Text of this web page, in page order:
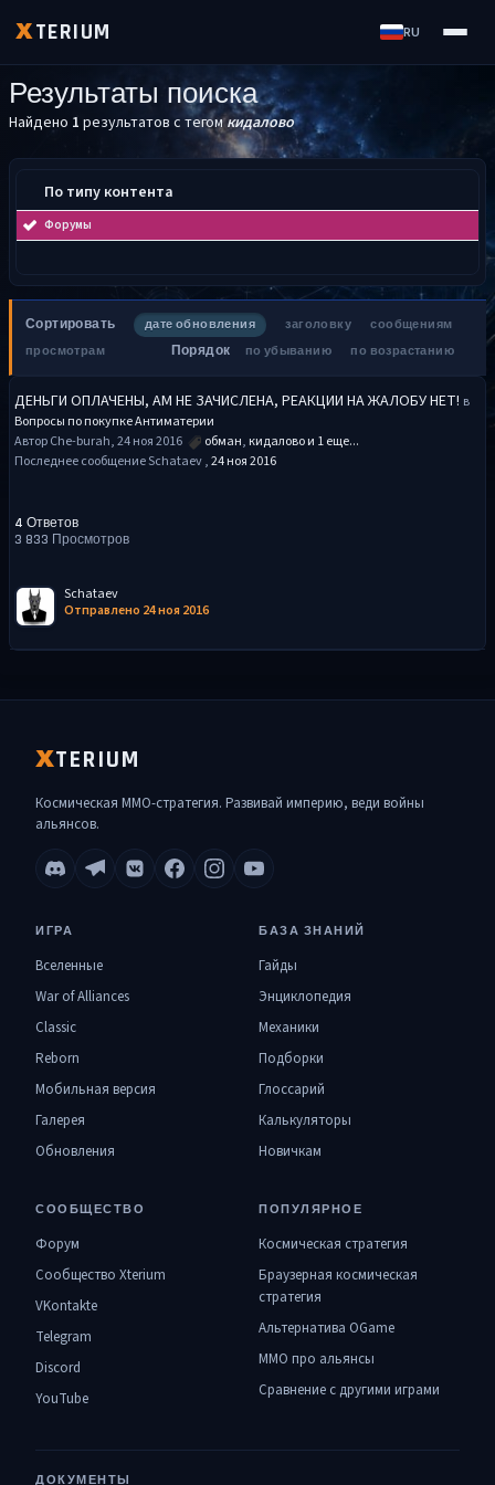
XTERIUM RU
Результаты поиска
Найдено 1 результатов с тегомкидалово
По типу контента
Форумы
Сортировать дате обновления заголовку
сообщениям
просмотрам
Порядок по убыванию по возрастанию
ДЕНЬГИ ОПЛАЧЕНЫ, АМ НЕ ЗАЧИСЛЕНА, РЕАКЦИИ НА ЖАЛОБУ НЕТ! в
Вопросы по покупке Антиматерии
Автор Che-burah, 24 ноя 2016
обман, кидаловои 1 еще...
Последнее сообщение Schataev ,24 ноя 2016
4 Ответов
3 833 Просмотров
Schataev
Отправлено 24 ноя 2016
XTERIUM
Космическая MMO-стратегия. Развивай империю, веди войны
альянсов.
ИГРА
Вселенные
War of Alliances
Classic
Reborn
Мобильная версия
Галерея
Обновления
БАЗА ЗНАНИЙ
Гайды
Энциклопедия
Механики
Подборки
Глоссарий
Калькуляторы
Новичкам
СООБЩЕСТВО
Форум
Сообщество Xterium
VKontakte
Telegram
Discord
YouTube
ПОПУЛЯРНОЕ
Космическая стратегия
Браузерная космическая
стратегия
Альтернатива OGame
MMO про альянсы
Сравнение с другими играми
ДОКУМЕНТЫ